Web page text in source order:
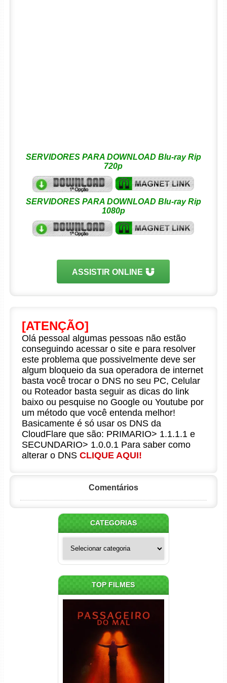
SERVIDORES PARA DOWNLOAD Blu-ray Rip
720p
SERVIDORES PARA DOWNLOAD Blu-ray Rip
1080p
ASSISTIR ONLINE
[ATENÇÃO]
Olá pessoal algumas pessoas não estão
conseguindo acessar o site e para resolver
este problema que possivelmente deve ser
algum bloqueio da sua operadora de internet
basta você trocar o DNS no seu PC, Celular
ou Roteador basta seguir as dicas do link
baixo ou pesquise no Google ou Youtube por
um método que você entenda melhor!
Basicamente é só usar os DNS da
CloudFlare que são: PRIMARIO> 1.1.1.1 e
SECUNDARIO> 1.0.0.1 Para saber como
alterar o DNS CLIQUE AQUI!
Comentários
CATEGORIAS
TOP FILMES
Passageiro do Mal Torrent
(2026) WEB-DL 1080p Dual